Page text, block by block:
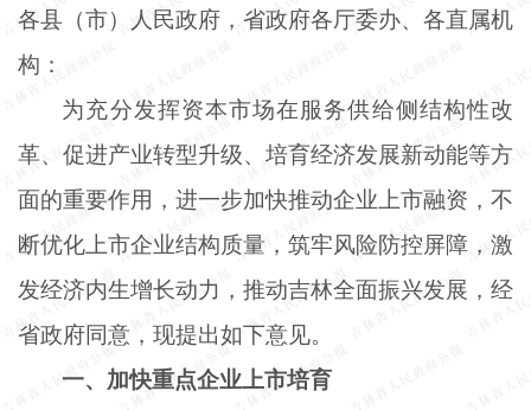
各县（市）人民政府，省政府各厅委办、各直属机
构：
为充分发挥资本市场在服务供给侧结构性改
革、促进产业转型升级、培育经济发展新动能等方
面的重要作用，进一步加快推动企业上市融资，不
断优化上市企业结构质量，筑牢风险防控屏障，激
发经济内生增长动力，推动吉林全面振兴发展，经
省政府同意，现提出如下意见。
一、加快重点企业上市培育